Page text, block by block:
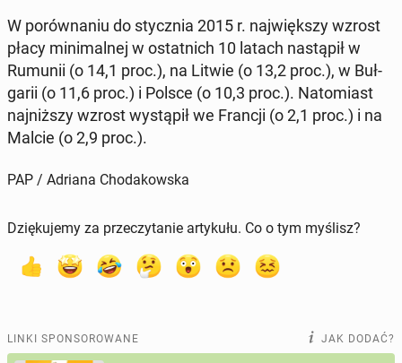
W po­rów­na­niu do stycz­nia 2015 r. naj­więk­szy wzrost
płacy mi­ni­mal­nej w ostat­nich 10 latach na­stą­pił w
Rumunii (o 14,1 proc.), na Litwie (o 13,2 proc.), w Buł­
ga­rii (o 11,6 proc.) i Polsce (o 10,3 proc.). Na­to­miast
naj­niż­szy wzrost wy­stą­pił we Francji (o 2,1 proc.) i na
Malcie (o 2,9 proc.).
PAP / Adriana Chodakowska
Dziękujemy za przeczytanie artykułu. Co o tym myślisz?
LINKI SPONSOROWANE JAK DODAĆ?